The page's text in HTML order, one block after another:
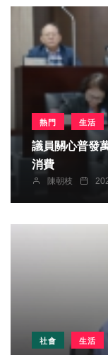
熱門 生活
議員關心普發
消費
陳朝枝
社會 生活